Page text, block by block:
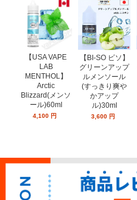
【USA VAPE
LAB
MENTHOL】
Arctic
Blizzard(メンソ
ール)60ml
4,100 円
【BI-SO ビソ】
グリーンアップ
ルメンソール
(すっきり爽や
かアップ
ル)30ml
3,600 円